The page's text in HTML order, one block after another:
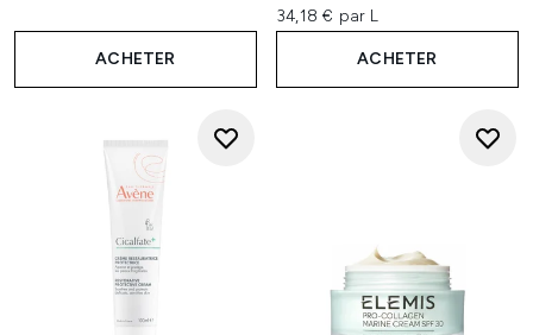
ACHETER
34,18 € par L
ACHETER